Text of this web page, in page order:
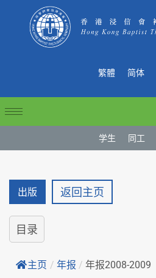
繁體 简体
学生 同工
出版 返回主页
目录
主页 / 年报 / 年报2008-2009